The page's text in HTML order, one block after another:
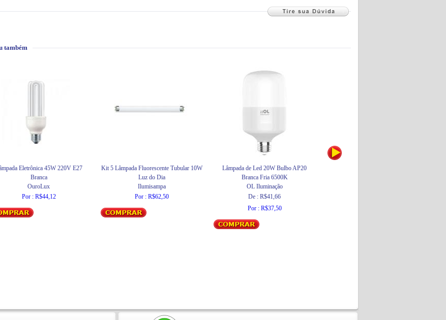
também
Eletrônica 45W 220V E27
Branca
OuroLux
Por : R$44,12
Kit 5 Lâmpada Fluorescente Tubular 10W
Luz do Dia
Ilumisampa
Por : R$62,50
Lâmpada de Led 20W Bulbo AP20
Branca Fria 6500K
OL Iluminação
De : R$41,66
Por : R$37,50